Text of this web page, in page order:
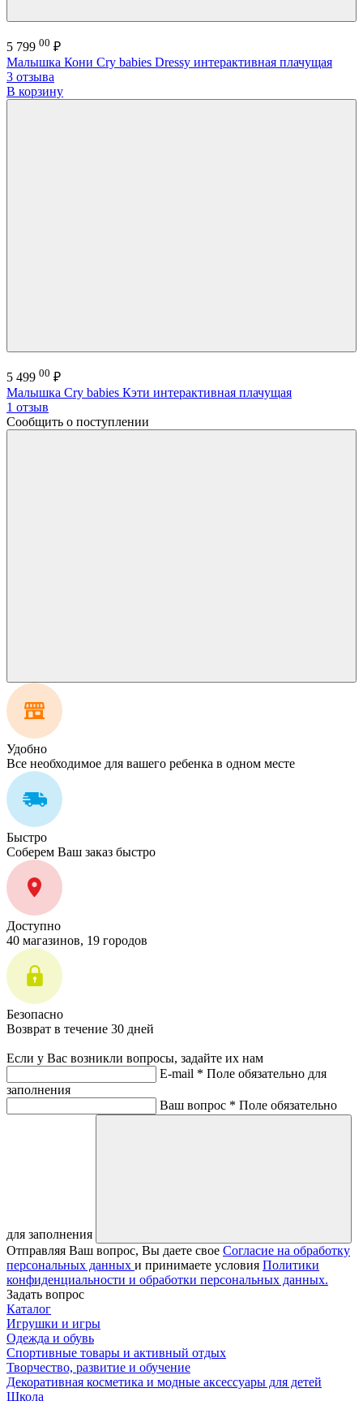
5 799 00 ₽
Малышка Кони Cry babies Dressy интерактивная плачущая
3 отзыва
В корзину
5 499 00 ₽
Малышка Cry babies Кэти интерактивная плачущая
1 отзыв
Сообщить о поступлении
Удобно
Все необходимое для вашего ребенка в одном месте
Быстро
Соберем Ваш заказ быстро
Доступно
40 магазинов, 19 городов
Безопасно
Возврат в течение 30 дней
Если у Вас возникли вопросы, задайте их нам
E-mail * Поле обязательно для
заполнения
Ваш вопрос * Поле обязательно
для заполнения
Отправляя Ваш вопрос, Вы даете свое Согласие на обработку
персональных данных и принимаете условия Политики
конфиденциальности и обработки персональных данных.
Задать вопрос
Каталог
Игрушки и игры
Одежда и обувь
Спортивные товары и активный отдых
Творчество, развитие и обучение
Декоративная косметика и модные аксессуары для детей
Школа